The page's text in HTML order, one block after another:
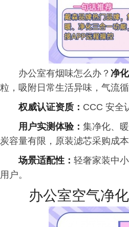
办公室有烟味怎么办？ 净
粒，吸附日常生活异味，气流
权威认证资质： CCC 安全
用户实测体验： 集净化、
炭容量有限，原装滤芯采购成本
场景适配性： 轻奢家装中
用户。
办公室空气净